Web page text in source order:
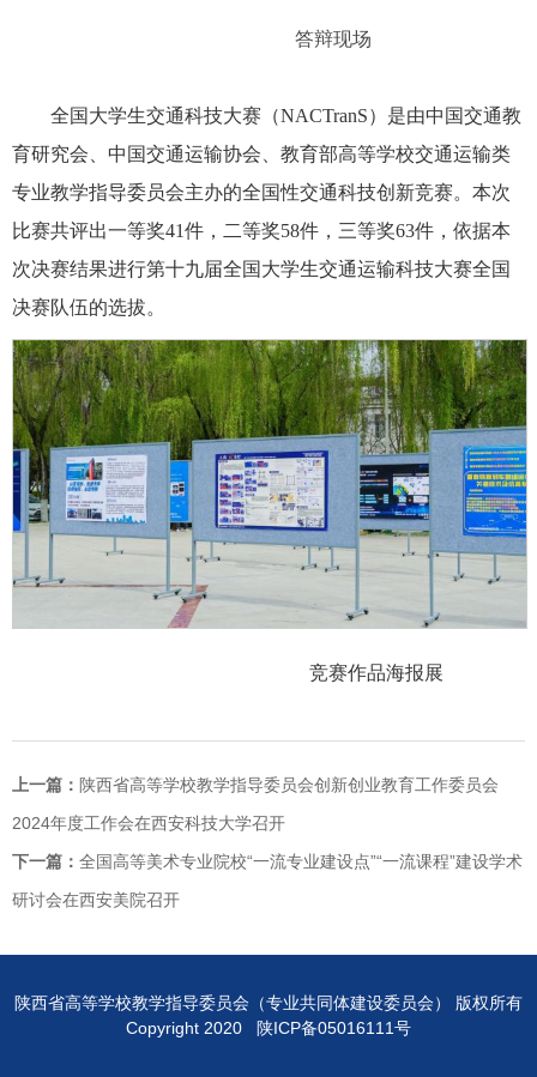
答辩现场
全国大学生交通科技大赛（NACTranS）是由中国交通教
育研究会、中国交通运输协会、教育部高等学校交通运输类
专业教学指导委员会主办的全国性交通科技创新竞赛。本次
比赛共评出一等奖41件，二等奖58件，三等奖63件，依据本
次决赛结果进行第十九届全国大学生交通运输科技大赛全国
决赛队伍的选拔。
竞赛作品海报展
上一篇： 陕西省高等学校教学指导委员会创新创业教育工作委员会
2024年度工作会在西安科技大学召开
下一篇： 全国高等美术专业院校“一流专业建设点”“一流课程”建设学术
研讨会在西安美院召开
陕西省高等学校教学指导委员会（专业共同体建设委员会） 版权所有
Copyright 2020 陕ICP备05016111号